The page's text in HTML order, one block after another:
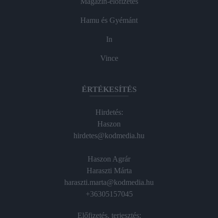
Hamu és Gyémánt
In
Vince
ÉRTÉKESÍTÉS
Hirdetés:
Haszon
hirdetes@kodmedia.hu
Haszon Agrár
Haraszti Márta
haraszti.marta@kodmedia.hu
+36305157045
Előfizetés, terjesztés: